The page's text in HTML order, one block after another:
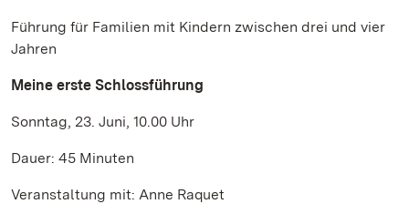
Führung für Familien mit Kindern zwischen drei und vier
Jahren
Meine erste Schlossführung
Sonntag, 23. Juni, 10.00 Uhr
Dauer: 45 Minuten
Veranstaltung mit: Anne Raquet